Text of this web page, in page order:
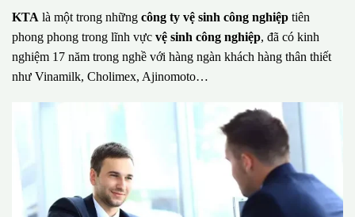
KTA là một trong những công ty vệ sinh công nghiệp tiên
phong phong trong lĩnh vực vệ sinh công nghiệp, đã có kinh
nghiệm 17 năm trong nghề với hàng ngàn khách hàng thân thiết
như Vinamilk, Cholimex, Ajinomoto…